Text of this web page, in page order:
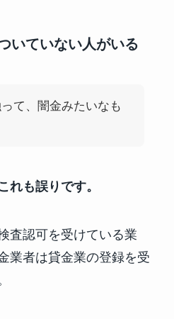
いていない人がいる
て、闇金みたいなも
れも誤りです。
査認可を受けている業
業者は貸金業の登録を受